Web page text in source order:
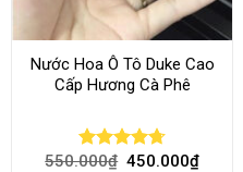
Nước Hoa Ô Tô Duke Cao
Cấp Hương Cà Phê
Rated4.70
550.000₫ 450.000₫